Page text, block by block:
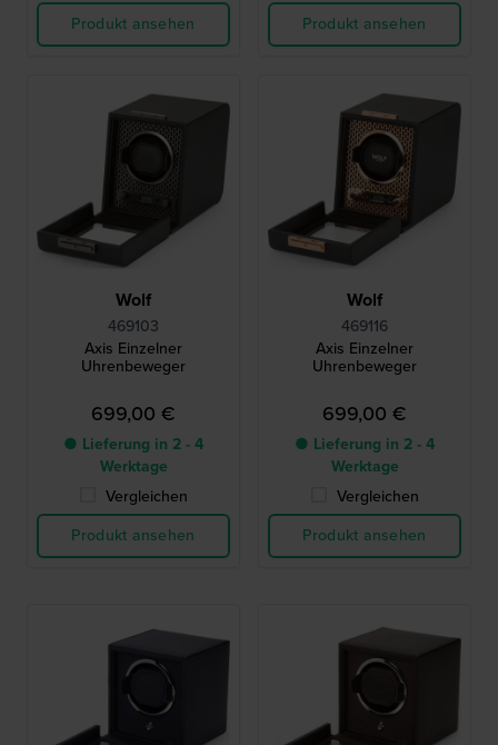
Produkt ansehen Produkt ansehen
Wolf
469103
Axis Einzelner
Uhrenbeweger
699,00 €
● Lieferung in 2 - 4
Werktage
Vergleichen
Produkt ansehen
Wolf
469116
Axis Einzelner
Uhrenbeweger
699,00 €
● Lieferung in 2 - 4
Werktage
Vergleichen
Produkt ansehen